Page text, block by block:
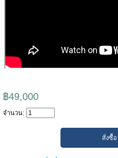
฿49,000
จำนวน: